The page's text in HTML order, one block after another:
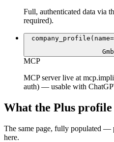
Full, authenticated data via
required).
MCP
MCP server live at
auth) — usable with
What the Plus profile
The same page, fully populated —
here.